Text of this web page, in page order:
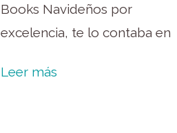
Books Navideños por
excelencia, te lo contaba en
Leer más